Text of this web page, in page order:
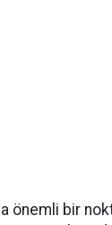
önemli bir